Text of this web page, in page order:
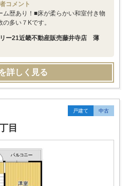
コメント
ム歴あり！■床が柔らかい和室付き物
の多い７Kです。
ー21近畿不動産販売藤井寺店 薄
詳しく見る
戸建て 中古
目